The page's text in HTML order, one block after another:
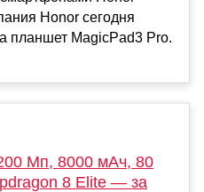
Honor сегодня
планшет MagicPad3 Pro.
Мп, 8000 мАч, 80
8 Elite — за